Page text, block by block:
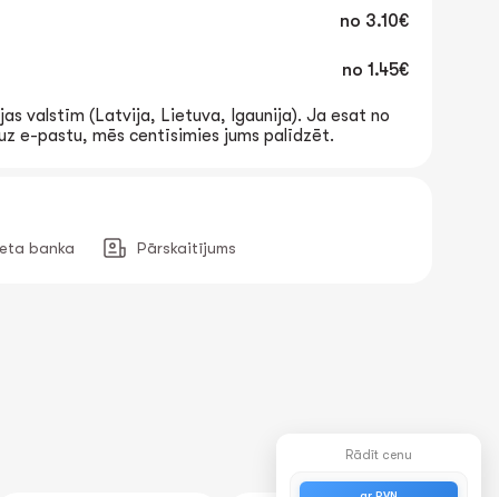
no 3.10€
no 1.45€
valstīm (Latvija, Lietuva, Igaunija). Ja esat no
e-pastu, mēs centīsimies jums palīdzēt.
banka Pārskaitījums
Rādīt cenu